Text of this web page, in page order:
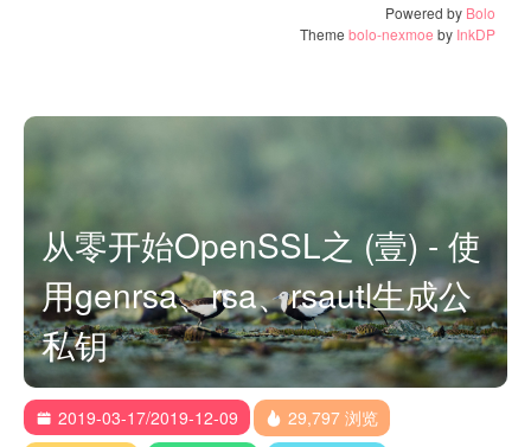
Powered by Bolo
Theme bolo-nexmoe by InkDP
从零开始OpenSSL之 (壹) - 使
用genrsa、rsa、rsautl生成公
私钥
2019-03-17/2019-12-09
29,797 浏览